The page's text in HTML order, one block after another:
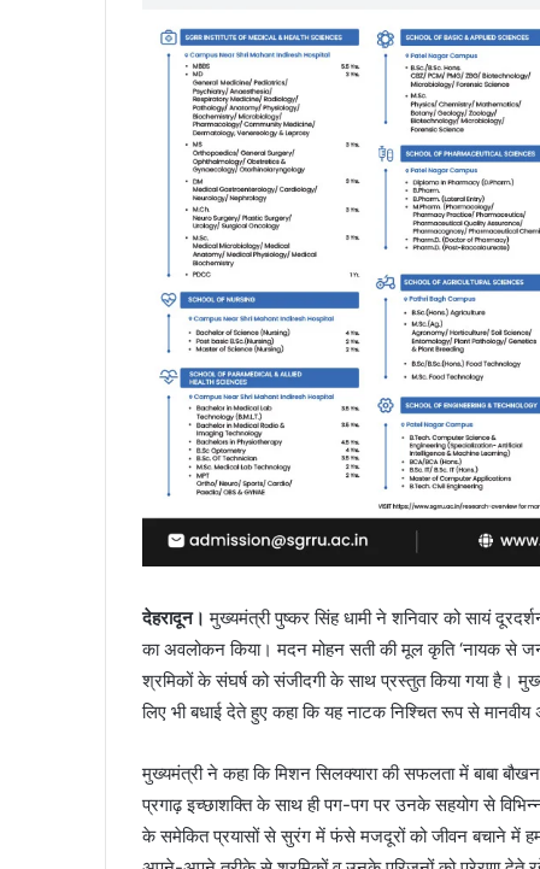
देहरादून। मुख्यमंत्री पुष्कर सिंह धामी ने शनिवार को सायं
का अवलोकन किया। मदन मोहन सती की मूल कृति ‘नायक से
श्रमिकों के संघर्ष को संजीदगी के साथ प्रस्तुत किया गया है।
लिए भी बधाई देते हुए कहा कि यह नाटक निश्चित रूप से
मुख्यमंत्री ने कहा कि मिशन सिलक्यारा की सफलता में बाबा
प्रगाढ़ इच्छाशक्ति के साथ ही पग-पग पर उनके सहयोग से
के समेकित प्रयासों से सुरंग में फंसे मजदूरों को जीवन बचाने में